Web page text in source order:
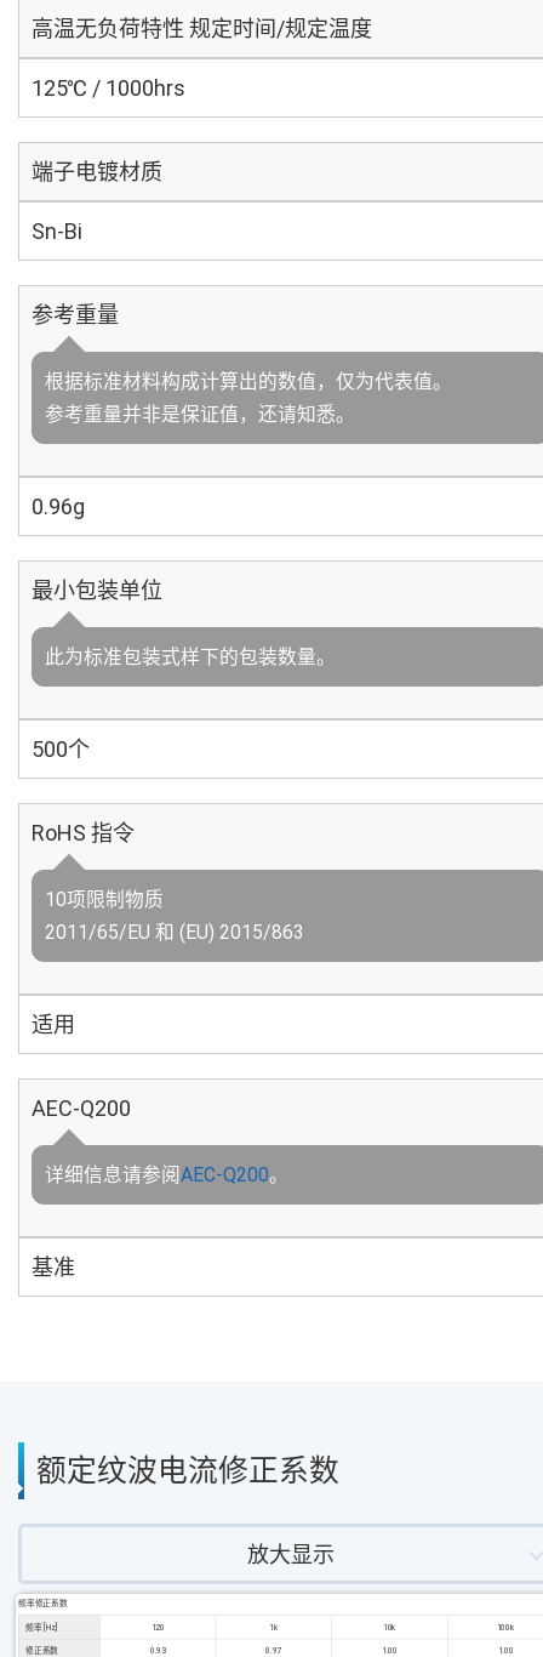
高温无负荷特性 规定时间/规定温度
125℃ / 1000hrs
端子电镀材质
Sn-Bi
参考重量
根据标准材料构成计算出的数值，仅为代表值。
参考重量并非是保证值，还请知悉。
0.96g
最小包装单位
此为标准包装式样下的包装数量。
500个
RoHS 指令
10项限制物质
2011/65/EU 和 (EU) 2015/863
适用
AEC-Q200
详细信息请参阅AEC-Q200。
基准
额定纹波电流修正系数
放大显示
频率修正系数
频率 [Hz] 120 1k 10k 100k
修正系数 0.93 0.97 1.00 1.00